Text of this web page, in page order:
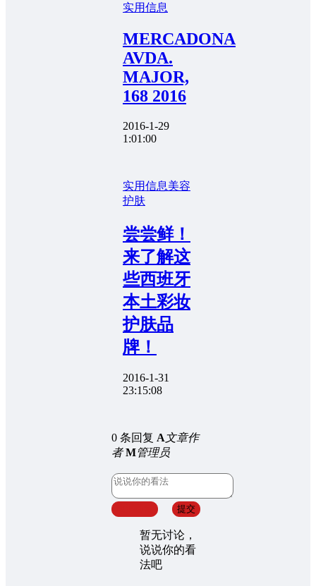
实用信息
MERCADONA
AVDA.
MAJOR,
168 2016
2016-1-29
1:01:00
实用信息美容
护肤
尝尝鲜！
来了解这
些西班牙
本土彩妆
护肤品
牌！
2016-1-31
23:15:08
0 条回复 A文章作
者 M管理员
提交
暂无讨论，
说说你的看
法吧